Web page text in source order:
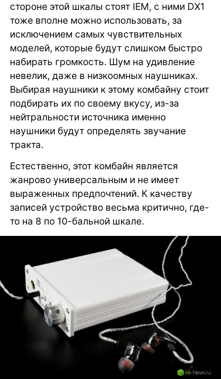
стороне этой шкалы стоят IEM, с ними DX1
тоже вполне можно использовать, за
исключением самых чувствительных
моделей, которые будут слишком быстро
набирать громкость. Шум на удивление
невелик, даже в низкоомных наушниках.
Выбирая наушники к этому комбайну стоит
подбирать их по своему вкусу, из-за
нейтральности источника именно
наушники будут определять звучание
тракта.
Естественно, этот комбайн является
жанрово универсальным и не имеет
выраженных предпочтений. К качеству
записей устройство весьма критично, где-
то на 8 по 10-бальной шкале.